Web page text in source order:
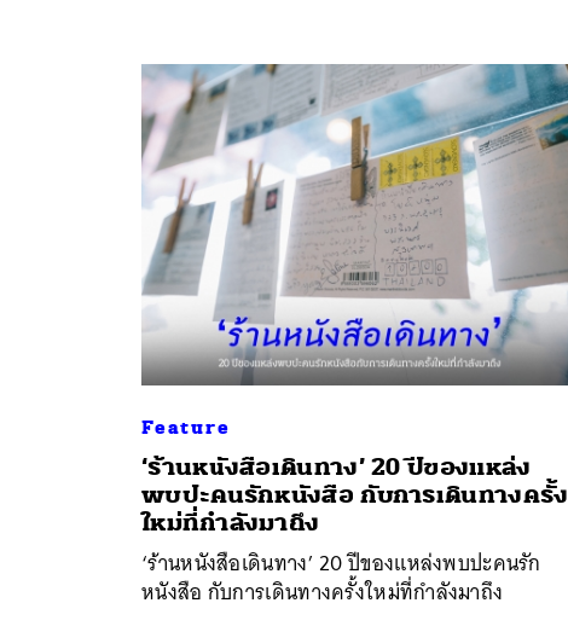
Feature
‘ร้านหนังสือเดินทาง’ 20 ปีของแหล่ง
พบปะคนรักหนังสือ กับการเดินทางครั้ง
ใหม่ที่กำลังมาถึง
‘ร้านหนังสือเดินทาง’ 20 ปีของแหล่งพบปะคนรัก
หนังสือ กับการเดินทางครั้งใหม่ที่กำลังมาถึง